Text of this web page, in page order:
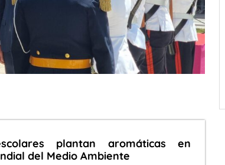
plantan aromáticas en
del Medio Ambiente